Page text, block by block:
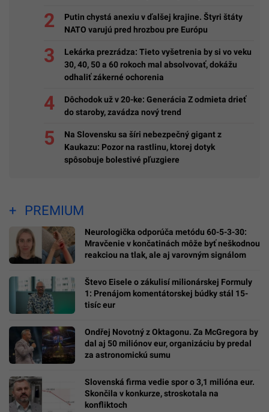
Putin chystá anexiu v ďalšej krajine. Štyri štáty
NATO varujú pred hrozbou pre Európu
Lekárka prezrádza: Tieto vyšetrenia by si vo veku
30, 40, 50 a 60 rokoch mal absolvovať, dokážu
odhaliť zákerné ochorenia
Dôchodok už v 20-ke: Generácia Z odmieta drieť
do staroby, zavádza nový trend
Na Slovensku sa šíri nebezpečný gigant z
Kaukazu: Pozor na rastlinu, ktorej dotyk
spôsobuje bolestivé pľuzgiere
PREMIUM
Neurologička odporúča metódu 60-5-3-30:
Mravčenie v končatinách môže byť neškodnou
reakciou na tlak, ale aj varovným signálom
Števo Eisele o zákulisí milionárskej Formuly
1: Prenájom komentátorskej búdky stál 15-
tisíc eur
Ondřej Novotný z Oktagonu. Za McGregora by
dal aj 50 miliónov eur, organizáciu by predal
za astronomickú sumu
Slovenská firma vedie spor o 3,1 milióna eur.
Skončila v konkurze, stroskotala na
konfliktoch